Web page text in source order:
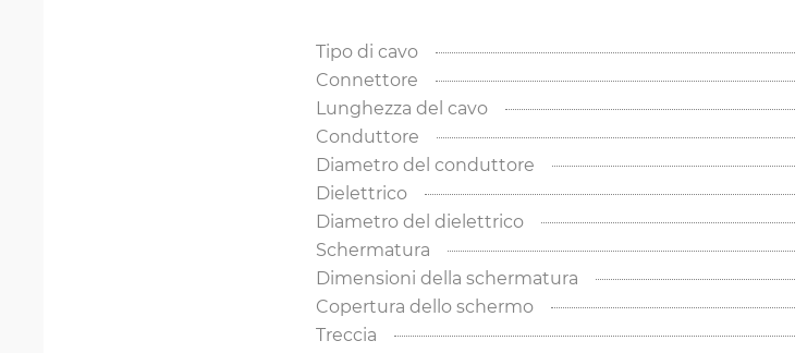
Tipo di cavo
Connettore
Lunghezza del cavo
Conduttore
Diametro del conduttore
Dielettrico
Diametro del dielettrico
Schermatura
Dimensioni della schermatura
Copertura dello schermo
Treccia